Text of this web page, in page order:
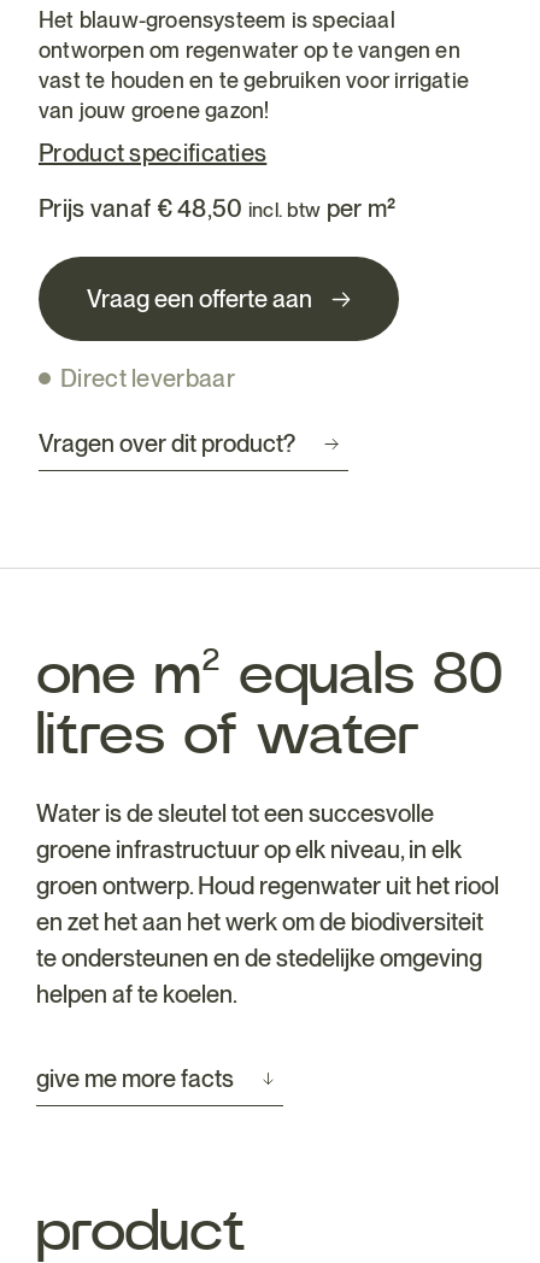
Prijs vanaf €48,50 incl. btw per m²
Het blauw-groensysteem is speciaal
ontworpen om regenwater op te vangen en
vast te houden en te gebruiken voor irrigatie
van jouw groene gazon!
Product specificaties
Direct leverbaar
Vraag een offerte aan
Vragen over dit product?
one m² equals 80
litres of water
Water is de sleutel tot een succesvolle
groene infrastructuur op elk niveau, in elk
groen ontwerp. Houd regenwater uit het riool
en zet het aan het werk om de biodiversiteit
te ondersteunen en de stedelijke omgeving
helpen af te koelen.
give me more facts
product